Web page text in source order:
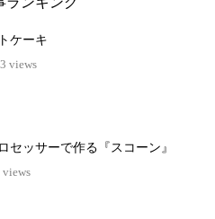
ケーキ
views
セッサーで作る『スコーン』
views